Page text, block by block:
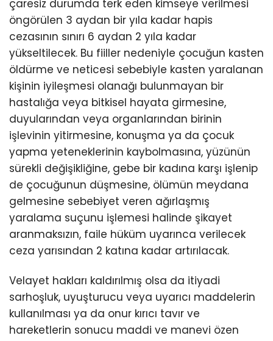
çaresiz durumda terk eden kimseye verilmesi
öngörülen 3 aydan bir yıla kadar hapis
cezasının sınırı 6 aydan 2 yıla kadar
yükseltilecek. Bu fiiller nedeniyle çocuğun kasten
öldürme ve neticesi sebebiyle kasten yaralanan
kişinin iyileşmesi olanağı bulunmayan bir
hastalığa veya bitkisel hayata girmesine,
duyularından veya organlarından birinin
işlevinin yitirmesine, konuşma ya da çocuk
yapma yeteneklerinin kaybolmasına, yüzünün
sürekli değişikliğine, gebe bir kadına karşı işlenip
de çocuğunun düşmesine, ölümün meydana
gelmesine sebebiyet veren ağırlaşmış
yaralama suçunu işlemesi halinde şikayet
aranmaksızın, faile hüküm uyarınca verilecek
ceza yarısından 2 katına kadar artırılacak.
Velayet hakları kaldırılmış olsa da itiyadi
sarhoşluk, uyuşturucu veya uyarıcı maddelerin
kullanılması ya da onur kırıcı tavır ve
hareketlerin sonucu maddi ve manevi özen